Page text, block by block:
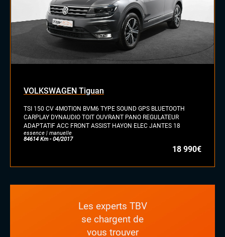
VOLKSWAGEN Tiguan
TSI 150 CV 4MOTION BVM6 TYPE SOUND GPS BLUETOOTH
CARPLAY DYNAUDIO TOIT OUVRANT PANO REGULATEUR
ADAPTATIF ACC FRONT ASSIST HAYON ELEC JANTES 18
essence | manuelle
84614 Km - 04/2017
18 990€
Les experts TBV
se chargent de
vous trouver